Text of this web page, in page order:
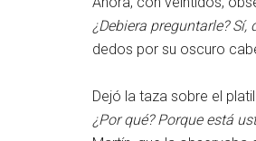
¿Debiera preguntarle? Sí,
dedos por su oscuro
Dejó la taza sobre el
¿Por qué? Porque está